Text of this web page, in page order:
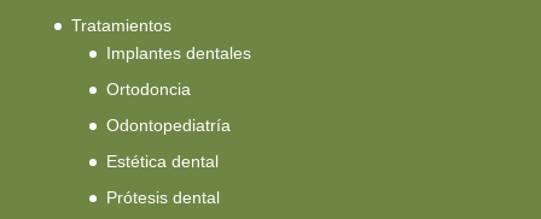
Tratamientos
Implantes dentales
Ortodoncia
Odontopediatría
Estética dental
Prótesis dental